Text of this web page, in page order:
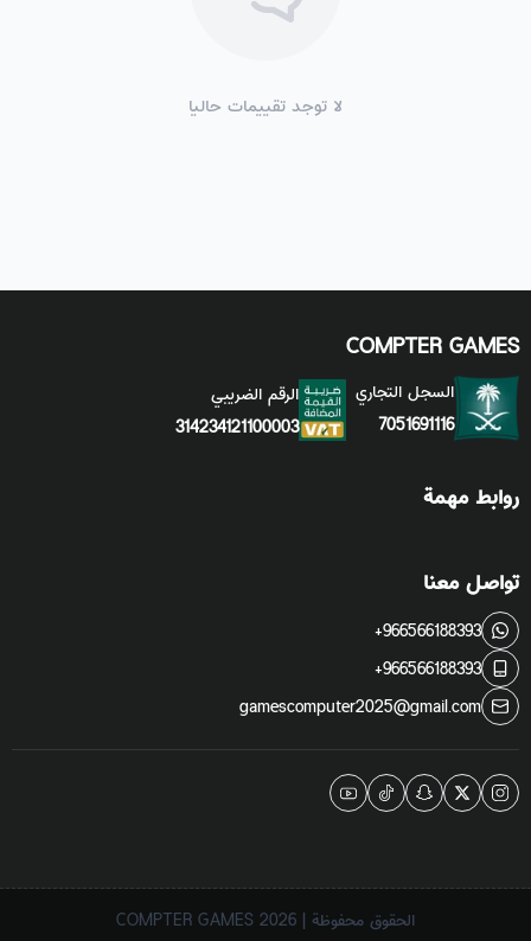
لا توجد تقييمات حاليا
COMPTER GAMES
السجل التجاري
7051691116
الرقم الضريبي
314234121100003
روابط مهمة
تواصل معنا
+966566188393
+966566188393
gamescomputer2025@gmail.com
الحقوق محفوظة | 2026 COMPTER GAMES